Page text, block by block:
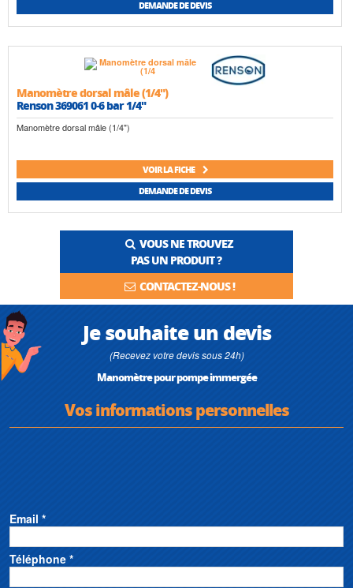
DEMANDE DE DEVIS
Manomètre dorsal mâle (1/4")
Renson 369061 0-6 bar 1/4"
Manomètre dorsal mâle (1/4")
VOIR LA FICHE
DEMANDE DE DEVIS
VOUS NE TROUVEZ
PAS UN PRODUIT ?
CONTACTEZ-NOUS !
Je souhaite un devis
(Recevez votre devis sous 24h)
Manomètre pour pompe immergée
Vos informations personnelles
Email *
Téléphone *